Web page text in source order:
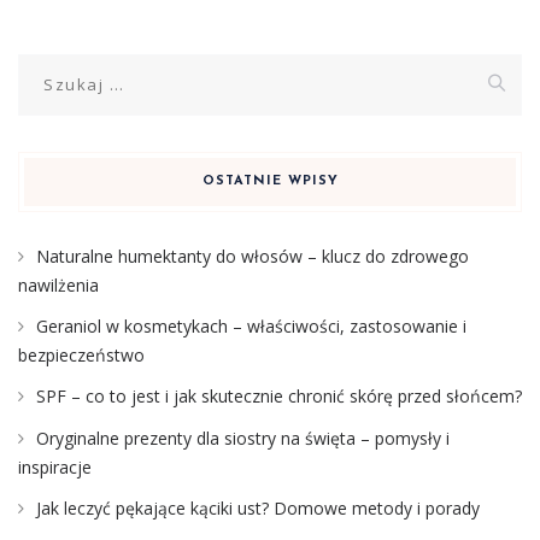
OSTATNIE WPISY
Naturalne humektanty do włosów – klucz do zdrowego
nawilżenia
Geraniol w kosmetykach – właściwości, zastosowanie i
bezpieczeństwo
SPF – co to jest i jak skutecznie chronić skórę przed słońcem?
Oryginalne prezenty dla siostry na święta – pomysły i
inspiracje
Jak leczyć pękające kąciki ust? Domowe metody i porady